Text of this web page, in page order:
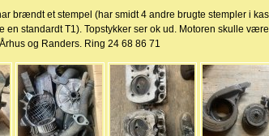
brændt et stempel (har smidt 4 andre brugte stempler i
en standardt T1). Topstykker ser ok ud. Motoren skulle
og Randers. Ring 24 68 86 71